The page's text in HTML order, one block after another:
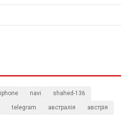
iphone navi shahed-136
telegram австралія австрія